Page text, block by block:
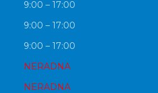
9:00 – 17:00
9:00 – 17:00
9:00 – 17:00
NERADNA
NERADNA